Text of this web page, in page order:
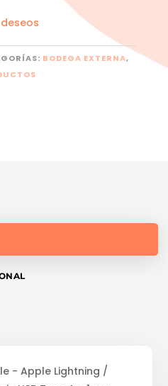
BODEGA EXTERNA,
- Apple Lightning /